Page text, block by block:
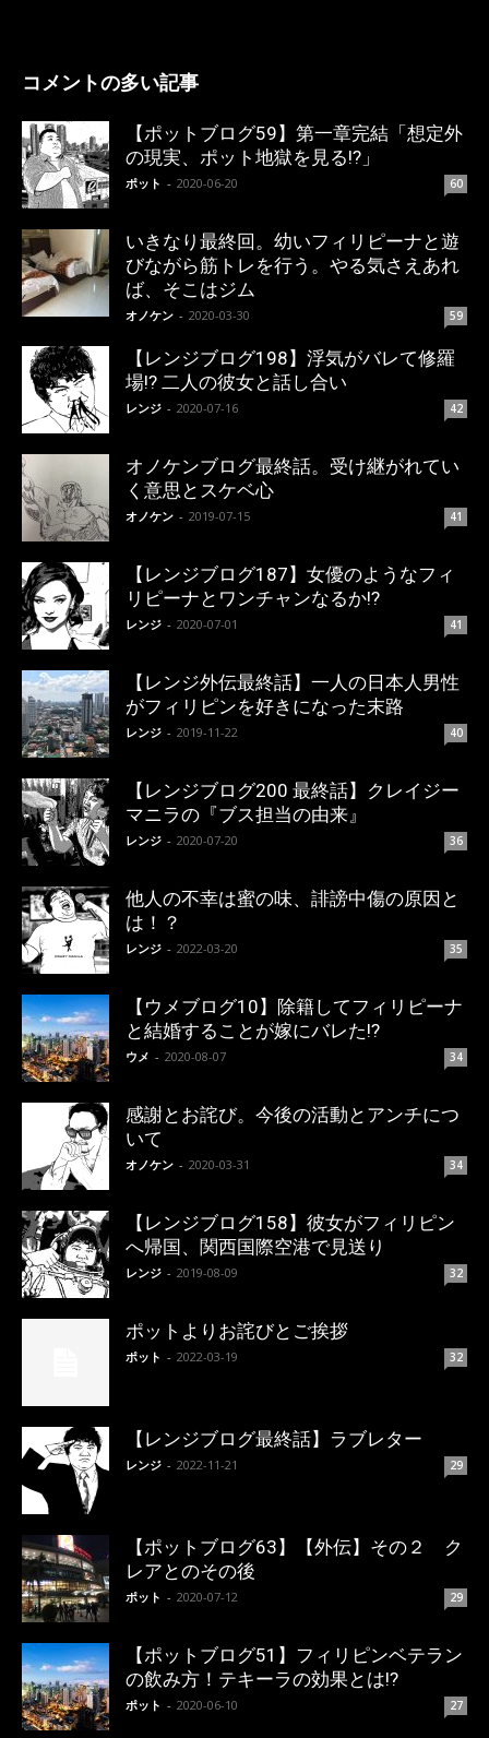
コメントの多い記事
【ポットブログ59】第一章完結「想定外
の現実、ポット地獄を見る!?」
ポット - 2020-06-20 60
いきなり最終回。幼いフィリピーナと遊
びながら筋トレを行う。やる気さえあれ
ば、そこはジム
オノケン - 2020-03-30 59
【レンジブログ198】浮気がバレて修羅
場!? 二人の彼女と話し合い
レンジ - 2020-07-16 42
オノケンブログ最終話。受け継がれてい
く意思とスケベ心
オノケン - 2019-07-15 41
【レンジブログ187】女優のようなフィ
リピーナとワンチャンなるか!?
レンジ - 2020-07-01 41
【レンジ外伝最終話】一人の日本人男性
がフィリピンを好きになった末路
レンジ - 2019-11-22 40
【レンジブログ200 最終話】クレイジー
マニラの『ブス担当の由来』
レンジ - 2020-07-20 36
他人の不幸は蜜の味、誹謗中傷の原因と
は！？
レンジ - 2022-03-20 35
【ウメブログ10】除籍してフィリピーナ
と結婚することが嫁にバレた!?
ウメ - 2020-08-07 34
感謝とお詫び。今後の活動とアンチにつ
いて
オノケン - 2020-03-31 34
【レンジブログ158】彼女がフィリピン
へ帰国、関西国際空港で見送り
レンジ - 2019-08-09 32
ポットよりお詫びとご挨拶
ポット - 2022-03-19 32
【レンジブログ最終話】ラブレター
レンジ - 2022-11-21 29
【ポットブログ63】【外伝】その２ ク
レアとのその後
ポット - 2020-07-12 29
【ポットブログ51】フィリピンベテラン
の飲み方！テキーラの効果とは!?
ポット - 2020-06-10 27